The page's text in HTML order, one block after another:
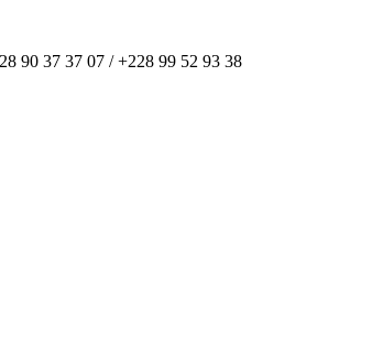
90 37 37 07 / +228 99 52 93 38